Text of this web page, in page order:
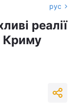
рус
реалії
Криму